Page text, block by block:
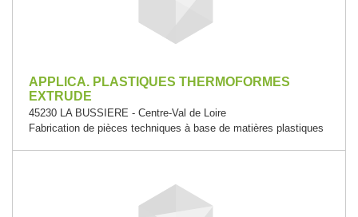
APPLICA. PLASTIQUES THERMOFORMES
EXTRUDE
45230 LA BUSSIERE - Centre-Val de Loire
Fabrication de pièces techniques à base de matières plastiques